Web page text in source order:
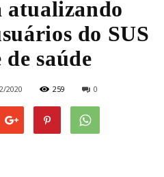
atualizando
do SUS
saúde
2020 259 0